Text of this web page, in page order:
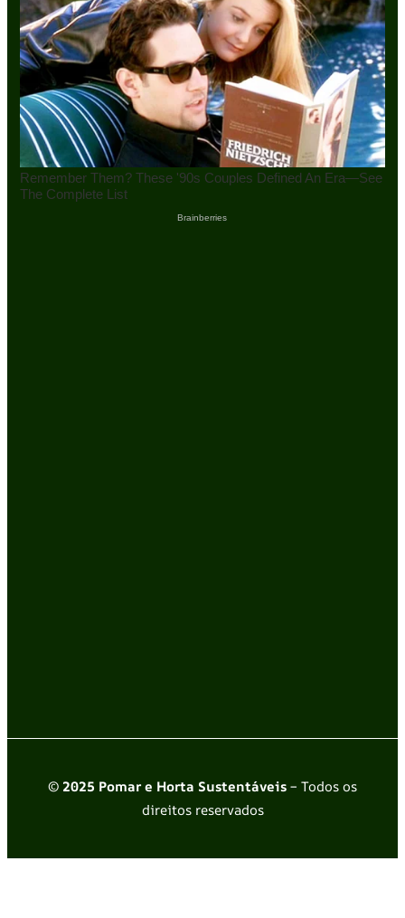
© 2025 Pomar e Horta Sustentáveis– Todos os
direitos reservados